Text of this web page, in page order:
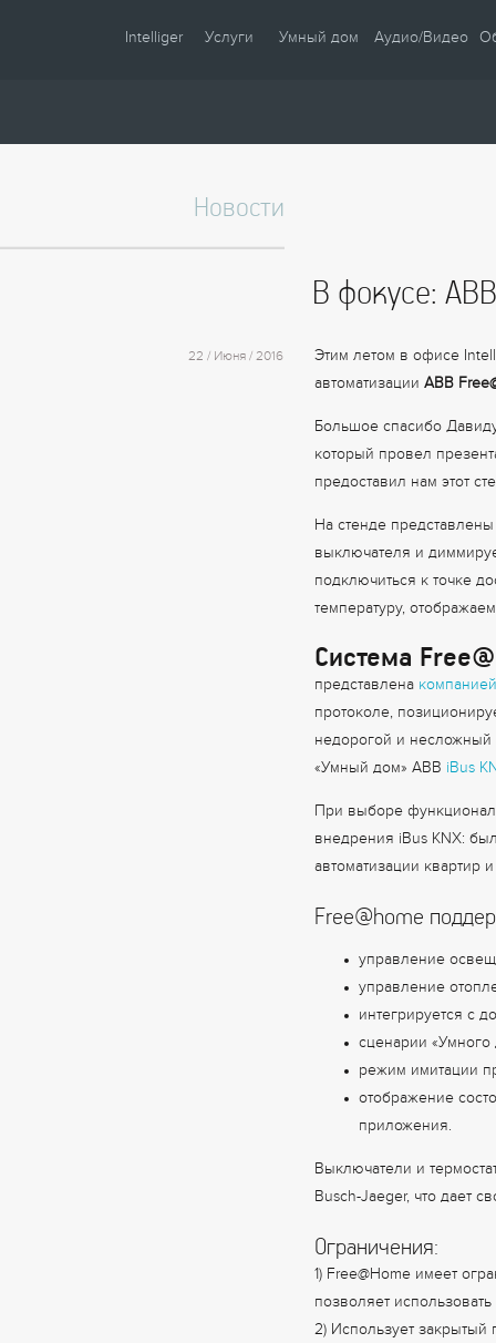
Intelliger
Партнеры
Услуги
Монтаж
Настройка
Умный дом
Управление
Климат
Аудио / Видео
Энергосбережение
Аудио/Видео
Новости
В фокусе:
22 / Июня / 2016
Этим летом в офисе
автоматизацииABB
Большое спасибо
который провел
предоставил нам этот
На стенде представлены
выключателя и
подключиться к точке
температуру,
Система
представлена
протоколе,
недорогой и несложный
«Умный дом» ABB iBus
При выборе
внедрения iBus KNX:
автоматизации квартир
Free@home
управление
управление
интегрируется с
сценарии
режим имитации
отображение
приложения.
Выключатели и
Busch-Jaeger, что дает
Ограничения:
1) Free@Home имеет
позволяет
2) Использует